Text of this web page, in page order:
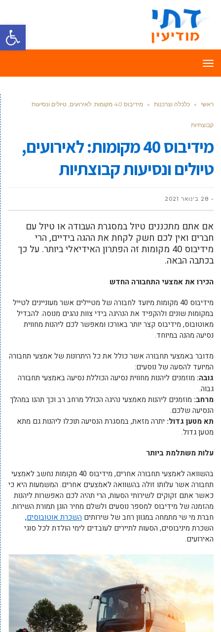
פתח
תפריט
ראשי » כלכלה וצרכנות » מידיבוס 40 מקומות: לאירועים, טיולים ונסיעות
קבוצתיות
מידיבוס 40 מקומות: לאירועים,
טיולים ונסיעות קבוצתיות
28 בינואר 2021
אם אתם מתכננים טיול במסגרת העבודה או טיול עם
חברים ואין לכם חשק לקחת את ההגה בידיים, הרי
מידיבוס 40 מקומות זה הפתרון האידיאלי ביותר. על כך
בכתבה הבאה.
הכירו את אמצעי התחבורה החדש
מידיבוס 40 מקומות מיועד לחבורה של מטיילים אשר מעוניינים לטייל
במקומות שונים ולהקפיד את הנהיגה בידי צוות נהגים מנוסה. להבדיל
מאוטובוס, מידיבוס קצר יותר באורכו ומאפשר לכם ליהנות מחווית
נסיעה מהנה במיוחד.
מדובר באמצעי תחבורה אשר כולל את כל היתרונות של אמצעי תחבורה
המיועד להסעה של נוסעים:
גובה: מוזמנים ליהנות מחווית נסיעה הכוללת נסיעה באמצעי תחבורה
גבוה.
מרחב: מוזמנים ליהנות מאמצעי נהיגה הכולל מרחב רב וכך תהנו במהלך
הנסיעה שלכם.
תא מטען גדול: יתרה מזאת, במסגרת הנסיעה תוכלו ליהנות גם מתא
מטען גדול.
עלות משתלמת ביותר
בהשוואה לאמצעי תחבורה אחרים, מידיבוס 40 מקומות נחשב לאמצעי
תחבורה אשר עלותו זולה בהשוואה לאמצעים אחרים. המשמעות היא כי
כאשר אתם זקוקים לשירותי הסעות, הרי תהיה לכם האפשרות ליהנות
מהזמנה של מידיבוס למספר נוסעים ולשלם מחיר הוגן תמורת השירות.
חברת מי שי מתמחה במגוון רחב של שירותים השכרת אוטובוסים,
השכרת מיניבוסים, הסעות לתיירים לעובדים לימי הולדת לכל סוגי
האירועים.